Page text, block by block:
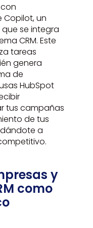
Copilot, un
se integra
CRM. Este
tareas
genera
de
HubSpot
tus campañas
de tus
a
y
como